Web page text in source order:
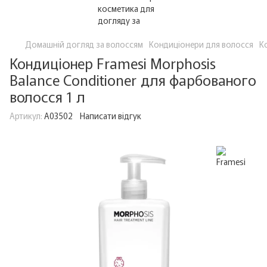
Домашній догляд за волоссям Кондиціонери для волосся
Кондиціонер Framesi Morphosis
Balance Conditioner для фарбованого
волосся 1 л
Артикул: A03502 Написати відгук